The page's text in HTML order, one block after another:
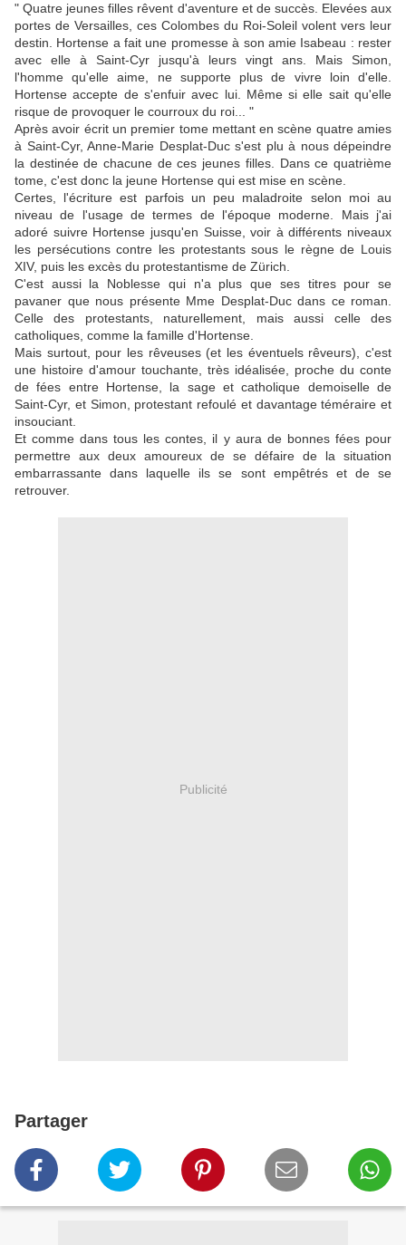
" Quatre jeunes filles rêvent d'aventure et de succès. Elevées aux
portes de Versailles, ces Colombes du Roi-Soleil volent vers leur
destin. Hortense a fait une promesse à son amie Isabeau : rester
avec elle à Saint-Cyr jusqu'à leurs vingt ans. Mais Simon,
l'homme qu'elle aime, ne supporte plus de vivre loin d'elle.
Hortense accepte de s'enfuir avec lui. Même si elle sait qu'elle
risque de provoquer le courroux du roi... "
Après avoir écrit un premier tome mettant en scène quatre amies
à Saint-Cyr, Anne-Marie Desplat-Duc s'est plu à nous dépeindre
la destinée de chacune de ces jeunes filles. Dans ce quatrième
tome, c'est donc la jeune Hortense qui est mise en scène.
Certes, l'écriture est parfois un peu maladroite selon moi au
niveau de l'usage de termes de l'époque moderne. Mais j'ai
adoré suivre Hortense jusqu'en Suisse, voir à différents niveaux
les persécutions contre les protestants sous le règne de Louis
XIV, puis les excès du protestantisme de Zürich.
C'est aussi la Noblesse qui n'a plus que ses titres pour se
pavaner que nous présente Mme Desplat-Duc dans ce roman.
Celle des protestants, naturellement, mais aussi celle des
catholiques, comme la famille d'Hortense.
Mais surtout, pour les rêveuses (et les éventuels rêveurs), c'est
une histoire d'amour touchante, très idéalisée, proche du conte
de fées entre Hortense, la sage et catholique demoiselle de
Saint-Cyr, et Simon, protestant refoulé et davantage téméraire et
insouciant.
Et comme dans tous les contes, il y aura de bonnes fées pour
permettre aux deux amoureux de se défaire de la situation
embarrassante dans laquelle ils se sont empêtrés et de se
retrouver.
Publicité
Partager